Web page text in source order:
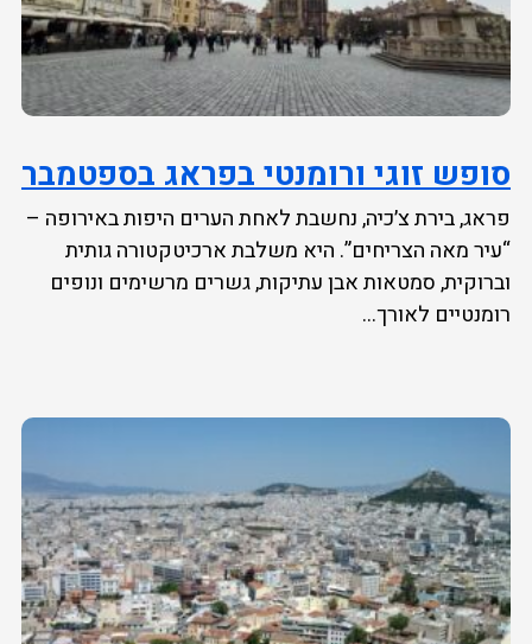
סופש זוגי ורומנטי בפראג בספטמבר
פראג, בירת צ׳כיה, נחשבת לאחת הערים היפות באירופה –
“עיר מאה הצריחים”. היא משלבת ארכיטקטורה גותית
וברוקית, סמטאות אבן עתיקות, גשרים מרשימים ונופים
רומנטיים לאורך...